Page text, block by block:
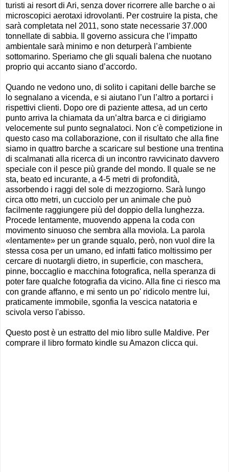
turisti ai resort di Ari, senza dover ricorrere alle barche o ai
microscopici aerotaxi idrovolanti. Per costruire la pista, che
sarà completata nel 2011, sono state necessarie 37.000
tonnellate di sabbia. Il governo assicura che l’impatto
ambientale sarà minimo e non deturperà l’ambiente
sottomarino. Speriamo che gli squali balena che nuotano
proprio qui accanto siano d’accordo.
Quando ne vedono uno, di solito i capitani delle barche se
lo segnalano a vicenda, e si aiutano l’un l’altro a portarci i
rispettivi clienti. Dopo ore di paziente attesa, ad un certo
punto arriva la chiamata da un’altra barca e ci dirigiamo
velocemente sul punto segnalatoci. Non c'è competizione in
questo caso ma collaborazione, con il risultato che alla fine
siamo in quattro barche a scaricare sul bestione una trentina
di scalmanati alla ricerca di un incontro ravvicinato davvero
speciale con il pesce più grande del mondo. Il quale se ne
sta, beato ed incurante, a 4-5 metri di profondità,
assorbendo i raggi del sole di mezzogiorno. Sarà lungo
circa otto metri, un cucciolo per un animale che può
facilmente raggiungere più del doppio della lunghezza.
Procede lentamente, muovendo appena la coda con
movimento sinuoso che sembra alla moviola. La parola
«lentamente» per un grande squalo, però, non vuol dire la
stessa cosa per un umano, ed infatti fatico moltissimo per
cercare di nuotargli dietro, in superficie, con maschera,
pinne, boccaglio e macchina fotografica, nella speranza di
poter fare qualche fotografia da vicino. Alla fine ci riesco ma
con grande affanno, e mi sento un po' ridicolo mentre lui,
praticamente immobile, sgonfia la vescica natatoria e
scivola verso l'abisso.
Questo post è un estratto del mio libro sulle Maldive. Per
comprare il libro formato kindle su Amazon clicca qui.